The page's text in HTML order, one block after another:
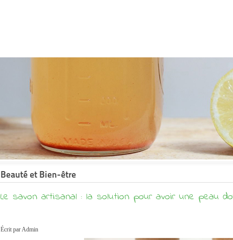
Beauté et Bien-être
Le savon artisanal : la solution pour avoir une peau
Écrit par Admin